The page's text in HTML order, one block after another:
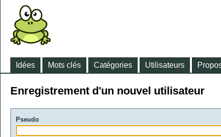
Idées Mots clés Catégories Utilisateurs
Enregistrement d'un nouvel utilisateur
Pseudo